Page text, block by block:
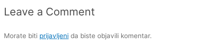
Leave a Comment
Morate biti prijavljeni da biste objavili komentar.